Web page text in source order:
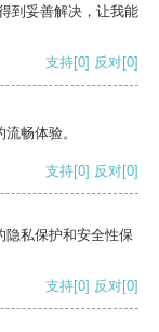
到妥善解决，让我能
支持[0] 反对[0]
畅体验。
支持[0] 反对[0]
隐私保护和安全性保
支持[0] 反对[0]